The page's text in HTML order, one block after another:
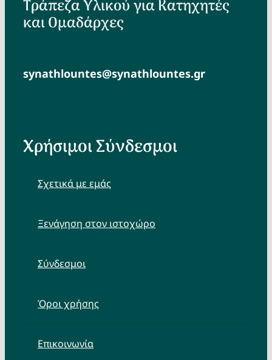
Τράπεζα Υλικού για Κατηχητές
και Ομαδάρχες
synathlountes@synathlountes.gr
Χρήσιμοι Σύνδεσμοι
Σχετικά με εμάς
Ξενάγηση στον ιστοχώρο
Σύνδεσμοι
Όροι χρήσης
Επικοινωνία